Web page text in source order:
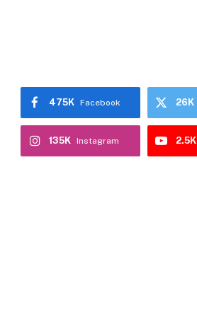
Facebook
475K 26K
Instagram
135K 2.5K